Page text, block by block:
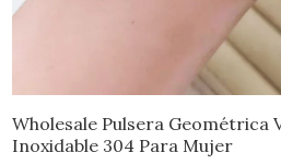
Wholesale Pulsera Geométrica
Inoxidable 304 Para Mujer